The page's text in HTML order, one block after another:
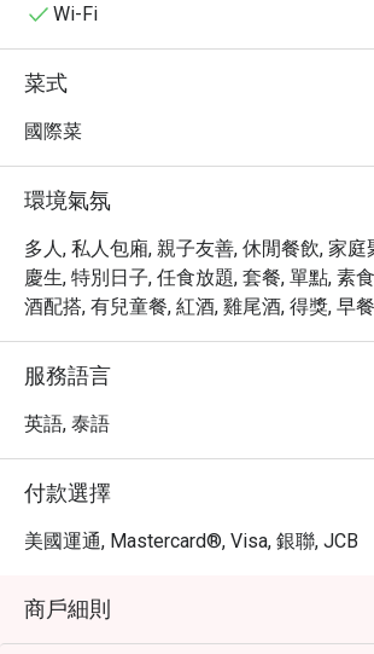
陽」餘暉，以及「寧靜」的氛圍，讓這裡
・ 透過 Eatigo 預訂，您將有機會以最高
情享受 My Cafe @ My Beach Resort
獨特海濱風情。
Wi-Fi
菜式
國際菜
環境氣氛
多人, 私人包廂, 親子友善, 休閒餐飲, 家庭
慶生, 特別日子, 任食放題, 套餐, 單點, 素
酒配搭, 有兒童餐, 紅酒, 雞尾酒, 得獎, 早
服務語言
英語, 泰語
付款選擇
美國運通, Mastercard®, Visa, 銀聯, JCB
商戶細則